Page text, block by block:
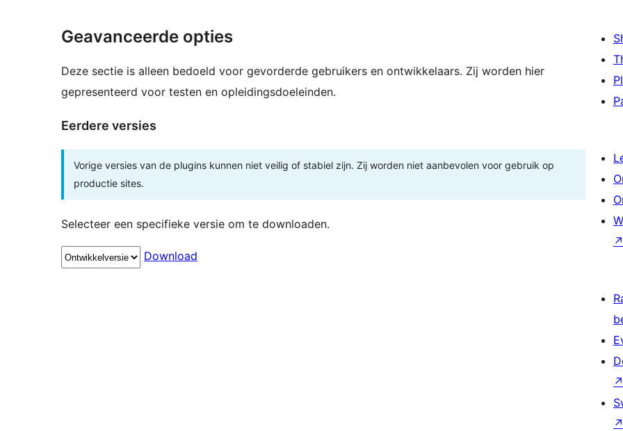
Geavanceerde opties
Deze sectie is alleen bedoeld voor gevorderde gebruikers en ontwikkelaars. Zij worden hier
gepresenteerd voor testen en opleidingsdoeleinden.
Eerdere versies
Vorige versies van de plugins kunnen niet veilig of stabiel zijn. Zij worden niet aanbevolen voor gebruik op
productie sites.
Selecteer een specifieke versie om te downloaden.
Download
↗
↗
↗